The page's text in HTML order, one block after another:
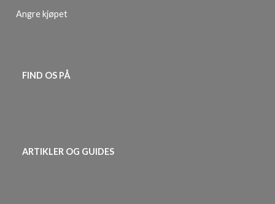
Angre kjøpet
FIND OS PÅ
ARTIKLER OG GUIDES